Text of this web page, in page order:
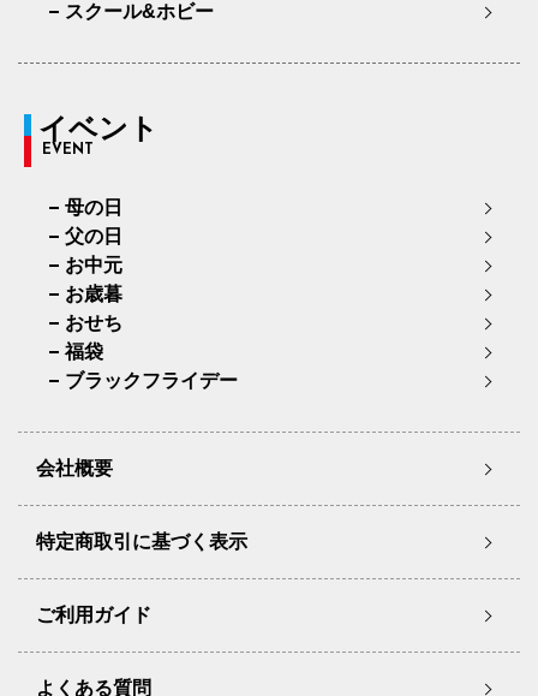
スクール&ホビー
イベント
EVENT
母の日
父の日
お中元
お歳暮
おせち
福袋
ブラックフライデー
会社概要
特定商取引に基づく表示
ご利用ガイド
よくある質問